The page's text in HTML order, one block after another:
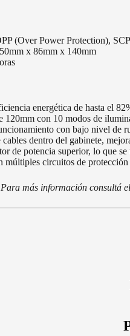
(Over Power Protection),
x 86mm x 140mm
energética de hasta el
120mm con 10 modos de
con bajo nivel de
dentro del gabinete,
de potencia superior, lo que
múltiples circuitos de
más información consultá